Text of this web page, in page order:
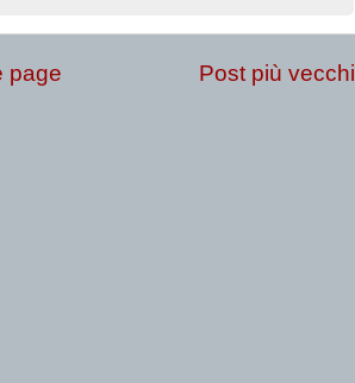
Post più vecchi
page